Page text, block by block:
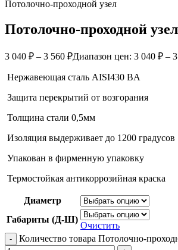
Потолочно-проходной узел
Потолочно-проходной узел
3 040 ₽ – 3 560 ₽Диапазон цен: 3 040 ₽ –
Нержавеющая сталь AISI430 BA
Защита перекрытий от возгорания
Толщина стали 0,5мм
Изоляция выдерживает до 1200 градусов
Упакован в фирменную упаковку
Термостойкая антикоррозийная краска
Диаметр
Габариты (Д-Ш)
Очистить
Количество товара Потолочно-